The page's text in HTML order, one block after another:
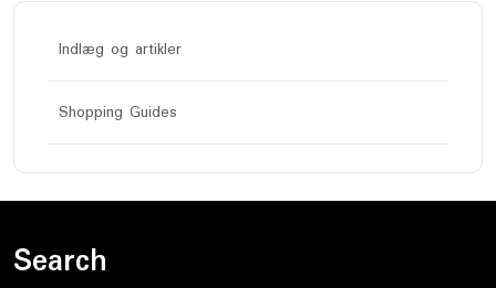
Indlæg og artikler
Shopping Guides
Search